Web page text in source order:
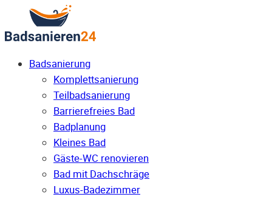
Badsanierung
Komplettsanierung
Teilbadsanierung
Barrierefreies Bad
Badplanung
Kleines Bad
Gäste-WC renovieren
Bad mit Dachschräge
Luxus-Badezimmer